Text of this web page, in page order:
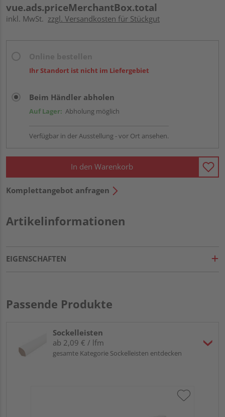
vue.ads.priceMerchantBox.total
inkl. MwSt. zzgl. Versandkosten für Stückgut
Ihr Standort ist nicht im Liefergebiet
Beim Händler abholen
Auf Lager: Abholung möglich
Verfügbar in der Ausstellung - vor Ort ansehen.
In den Warenkorb
Komplettangebot anfragen
Artikelinformationen
EIGENSCHAFTEN
Passende Produkte
Sockelleisten
ab 2,09 € / lfm
gesamte Kategorie Sockelleisten entdecken